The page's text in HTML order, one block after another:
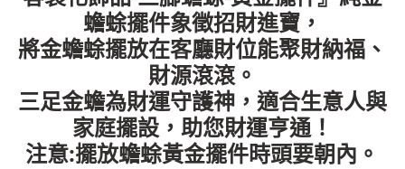
蟾蜍擺件象徵招財進寶，
將金蟾蜍擺放在客廳財位能聚財納福、
財源滾滾。
三足金蟾為財運守護神，適合生意人與
家庭擺設， 助您財運亨通！
注意:擺放蟾蜍黃金擺件時頭要朝內。